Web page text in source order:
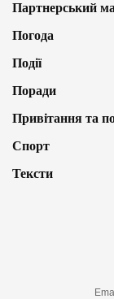
Партнерський
Погода
Події
Поради
Привітання та
Спорт
Тексти